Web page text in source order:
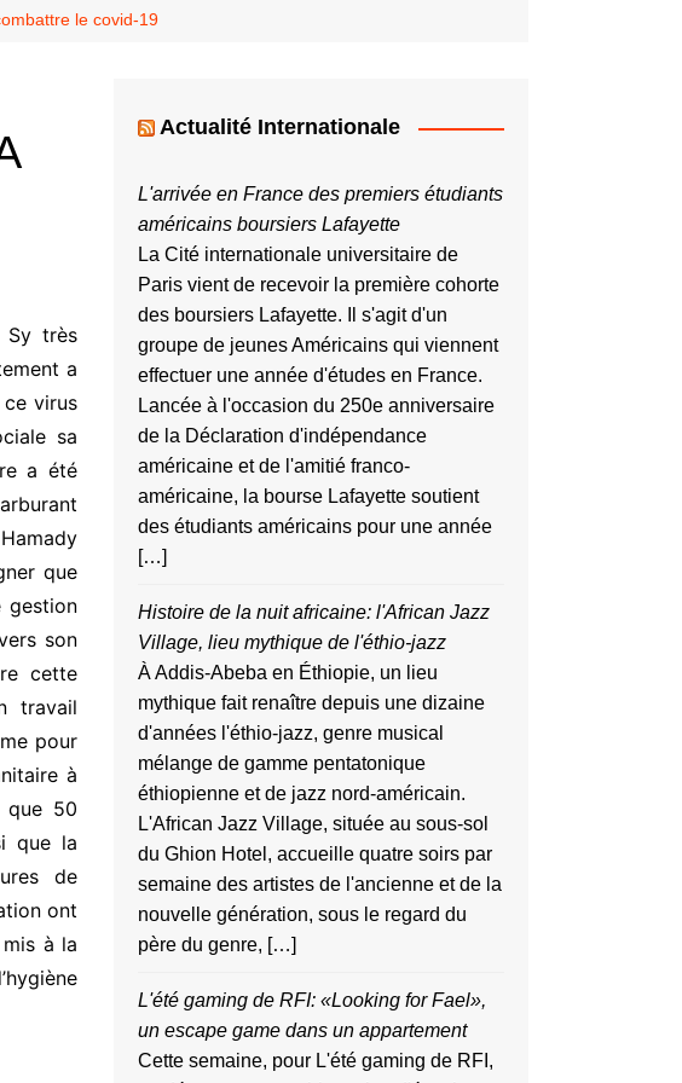
le covid-19
Sy très
a
virus
sa
a été
que
gestion
son
cette
travail
pour
à
que 50
que la
de
ont
à la
Actualité Internationale
L'arrivée en France des premiers étudiants
américains boursiers Lafayette
La Cité internationale universitaire de
Paris vient de recevoir la première cohorte
des boursiers Lafayette. Il s'agit d'un
groupe de jeunes Américains qui viennent
effectuer une année d'études en France.
Lancée à l'occasion du 250e anniversaire
de la Déclaration d'indépendance
américaine et de l'amitié franco-
américaine, la bourse Lafayette soutient
des étudiants américains pour une année
[…]
Histoire de la nuit africaine: l'African Jazz
Village, lieu mythique de l'éthio-jazz
À Addis-Abeba en Éthiopie, un lieu
mythique fait renaître depuis une dizaine
d'années l'éthio-jazz, genre musical
mélange de gamme pentatonique
éthiopienne et de jazz nord-américain.
L'African Jazz Village, située au sous-sol
du Ghion Hotel, accueille quatre soirs par
semaine des artistes de l'ancienne et de la
nouvelle génération, sous le regard du
père du genre, […]
L'été gaming de RFI: «Looking for Fael»,
un escape game dans un appartement
Cette semaine, pour L'été gaming de RFI,